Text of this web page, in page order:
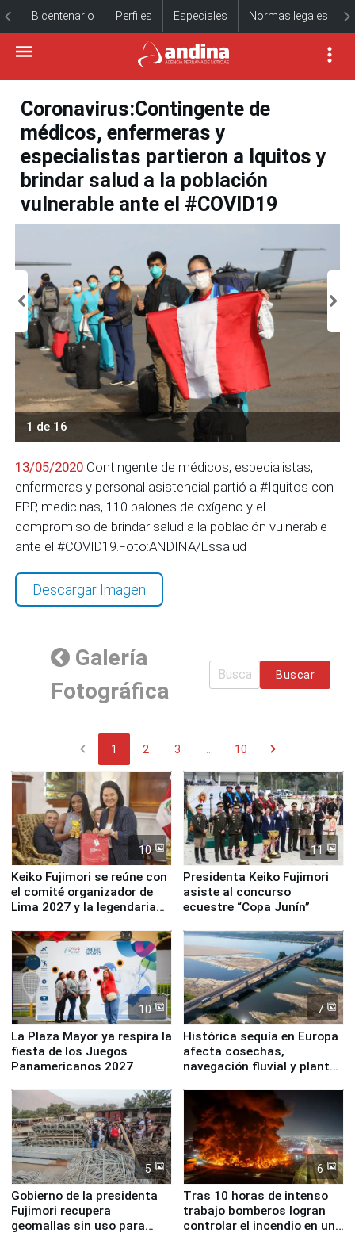
Bicentenario Perfiles Especiales Normas legales
Coronavirus:Contingente de
médicos, enfermeras y
especialistas partieron a Iquitos y
brindar salud a la población
vulnerable ante el #COVID19
1 de 16
13/05/2020 Contingente de médicos, especialistas,
enfermeras y personal asistencial partió a #Iquitos con
EPP, medicinas, 110 balones de oxígeno y el
compromiso de brindar salud a la población vulnerable
ante el #COVID19.Foto:ANDINA/Essalud
Descargar Imagen
Galería
Fotográfica
Buscar
chevron_left 1 2 3 10 chevron_right
10
Keiko Fujimori se reúne con
el comité organizador de
Lima 2027 y la legendaria
11
Presidenta Keiko Fujimori
asiste al concurso
ecuestre “Copa Junín”
10
La Plaza Mayor ya respira la
fiesta de los Juegos
Panamericanos 2027
7
Histórica sequía en Europa
afecta cosechas,
navegación fluvial y plantas
5
Gobierno de la presidenta
Fujimori recupera
geomallas sin uso para
6
Tras 10 horas de intenso
trabajo bomberos logran
controlar el incendio en una